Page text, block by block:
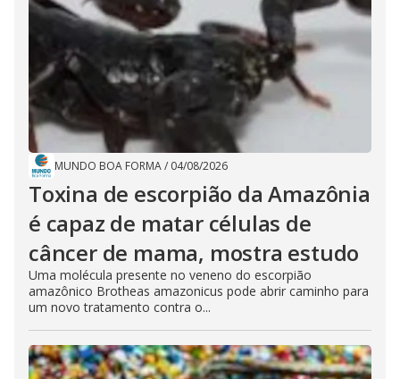
MUNDO BOA FORMA/ 04/08/2026
Toxina de escorpião da Amazônia
é capaz de matar células de
câncer de mama, mostra estudo
Uma molécula presente no veneno do escorpião
amazônico Brotheas amazonicus pode abrir caminho para
um novo tratamento contra o...